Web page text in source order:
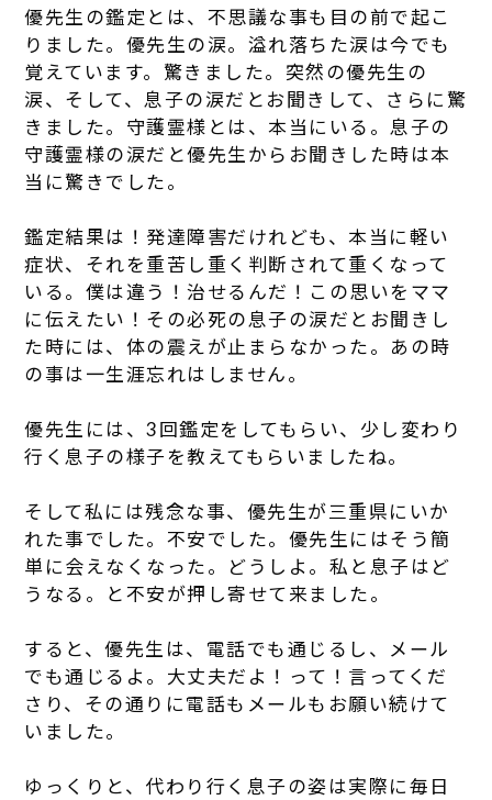
優先生の鑑定とは、不思議な事も目の前で起こ
りました。優先生の涙。溢れ落ちた涙は今でも
覚えています。驚きました。突然の優先生の
涙、そして、息子の涙だとお聞きして、さらに驚
きました。守護霊様とは、本当にいる。息子の
守護霊様の涙だと優先生からお聞きした時は本
当に驚きでした。
鑑定結果は！発達障害だけれども、本当に軽い
症状、それを重苦し重く判断されて重くなって
いる。僕は違う！治せるんだ！この思いをママ
に伝えたい！その必死の息子の涙だとお聞きし
た時には、体の震えが止まらなかった。あの時
の事は一生涯忘れはしません。
優先生には、3回鑑定をしてもらい、少し変わり
行く息子の様子を教えてもらいましたね。
そして私には残念な事、優先生が三重県にいか
れた事でした。不安でした。優先生にはそう簡
単に会えなくなった。どうしよ。私と息子はど
うなる。と不安が押し寄せて来ました。
すると、優先生は、電話でも通じるし、メール
でも通じるよ。大丈夫だよ！って！言ってくだ
さり、その通りに電話もメールもお願い続けて
いました。
ゆっくりと、代わり行く息子の姿は実際に毎日